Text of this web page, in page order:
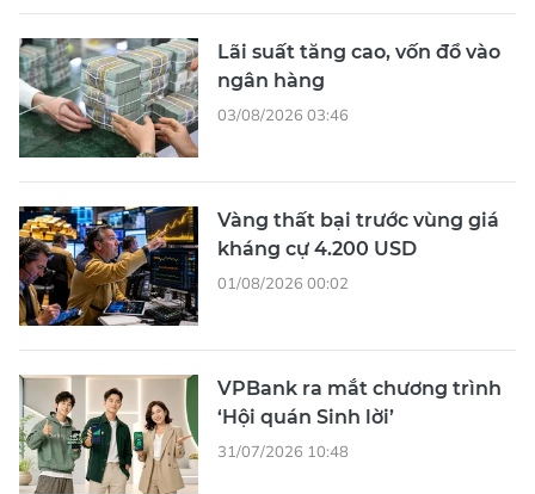
Lãi suất tăng cao, vốn đổ vào
ngân hàng
03/08/2026 03:46
Vàng thất bại trước vùng giá
kháng cự 4.200 USD
01/08/2026 00:02
VPBank ra mắt chương trình
‘Hội quán Sinh lời’
31/07/2026 10:48